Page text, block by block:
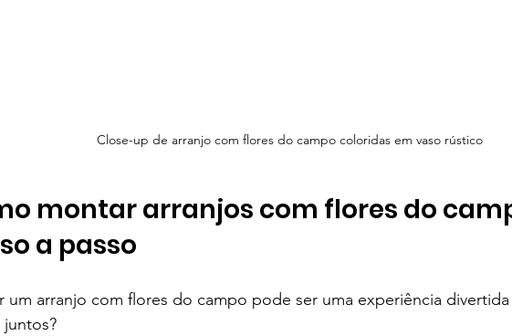
Close-up de arranjo com flores do campo coloridas em vaso rústico
montar arranjos com flores do
a passo
um arranjo com flores do campo pode ser uma experiência
juntos?